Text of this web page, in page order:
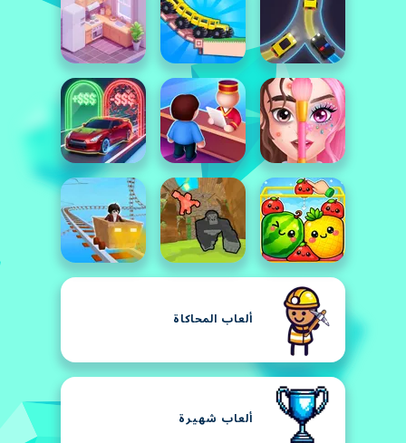
ألعاب المحاكاة
ألعاب شهيرة